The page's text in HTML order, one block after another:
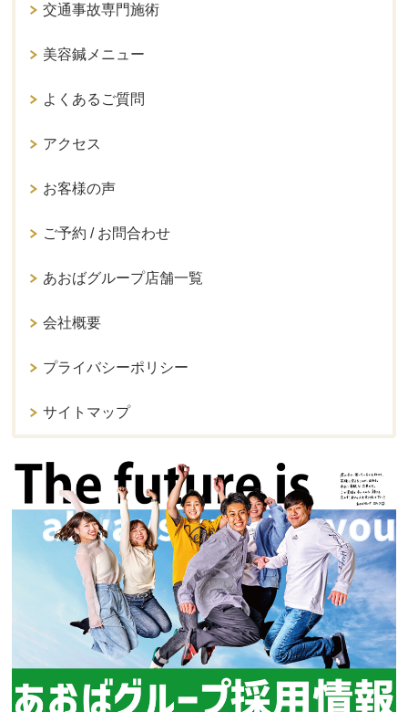
交通事故専門施術
美容鍼メニュー
よくあるご質問
アクセス
お客様の声
ご予約 / お問合わせ
あおばグループ店舗一覧
会社概要
プライバシーポリシー
サイトマップ